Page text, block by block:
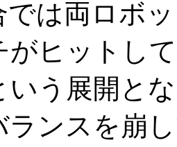
は両ロボ
がヒットし
いう展開と
ランスを崩